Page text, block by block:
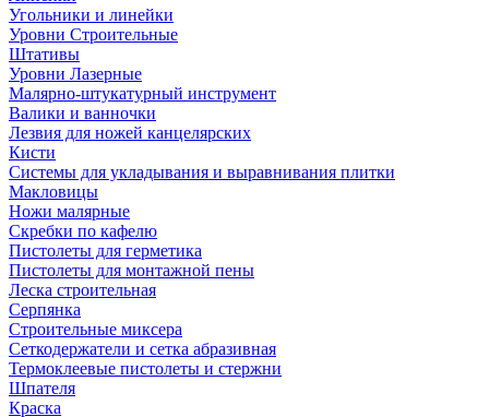
Угольники и линейки
Уровни Строительные
Штативы
Уровни Лазерные
Малярно-штукатурный инструмент
Валики и ванночки
Лезвия для ножей канцелярских
Кисти
Системы для укладывания и выравнивания плитки
Макловицы
Ножи малярные
Скребки по кафелю
Пистолеты для герметика
Пистолеты для монтажной пены
Леска строительная
Серпянка
Строительные миксера
Сеткодержатели и сетка абразивная
Термоклеевые пистолеты и стержни
Шпателя
Краска